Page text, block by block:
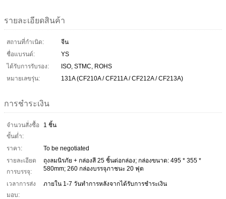
รายละเอียดสินค้า
สถานที่กำเนิด:
จีน
ชื่อแบรนด์:
YS
ได้รับการรับรอง:
ISO, STMC, ROHS
หมายเลขรุ่น:
131A (CF210A / CF211A / CF212A / CF213A)
การชำระเงิน
จำนวนสั่งซื้อ
ขั้นต่ำ:
1 ชิ้น
ราคา:
To be negotiated
รายละเอียด
การบรรจุ:
ถุงลมนิรภัย + กล่องสี 25 ชิ้นต่อกล่อง; กล่องขนาด: 495 * 355 *
580mm; 260 กล่องบรรจุภาชนะ 20 ฟุต
เวลาการส่ง
มอบ:
ภายใน 1-7 วันทำการหลังจากได้รับการชำระเงิน